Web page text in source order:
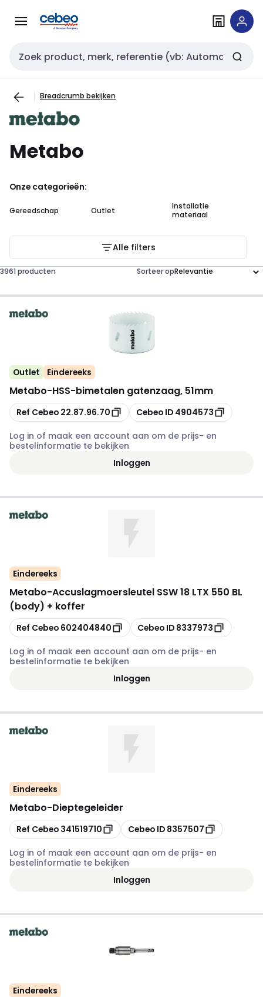
naar
naar
Zoekveld invoer
Breadcrumb bekijken
Metabo
Onze categorieën:
Gereedschap Outlet
Installatie
materiaal
Alle filters
3961 producten Sorteer op
Outlet Eindereeks
Metabo-HSS-bimetalen gatenzaag, 51mm
Kopiëren
Ref Cebeo 22.87.96.70 Kopiëren
Cebeo ID 4904573
Log in of maak een account aan om de prijs- en
bestelinformatie te bekijken
Inloggen
Eindereeks
Metabo-Accuslagmoersleutel SSW 18 LTX 550 BL
(body) + koffer
Kopiëren
Ref Cebeo 602404840 Kopiëren
Cebeo ID 8337973
Log in of maak een account aan om de prijs- en
bestelinformatie te bekijken
Inloggen
Eindereeks
Metabo-Dieptegeleider
Kopiëren
Ref Cebeo 341519710 Kopiëren
Cebeo ID 8357507
Log in of maak een account aan om de prijs- en
bestelinformatie te bekijken
Inloggen
Eindereeks